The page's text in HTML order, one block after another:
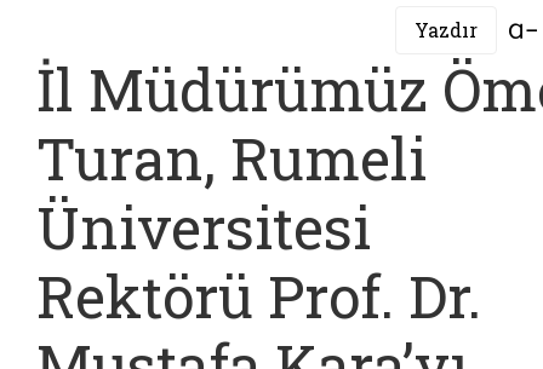
Yazdır
İl Müdürümüz
Turan, Rumeli
Üniversitesi
Rektörü Prof. Dr.